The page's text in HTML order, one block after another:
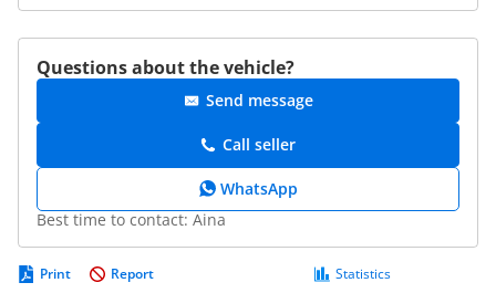
Questions about the vehicle?
Send message
Call seller
WhatsApp
Best time to contact: Aina
Print Statistics
Report